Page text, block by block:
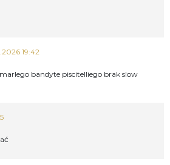
19:42
bandyte piscitelliego brak slow